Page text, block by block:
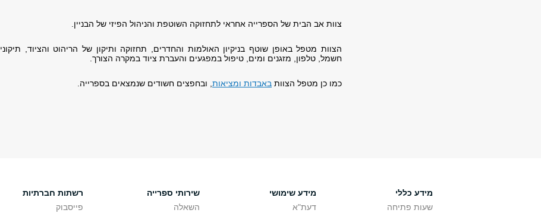
צוות אב הבית של הספרייה אחראי לתחזוקה השוטפת והניהול הפיזי של הבניין.
הצוות מטפל באופן שוטף בניקיון האולמות והחדרים, תחזוקה ותיקון של הריהוט והציוד, תיקוני
חשמל, טלפון, מזגנים ומים, טיפול במפגעים והעברת ציוד במקרה הצורך.
כמו כן מטפל הצוות באבדות ומציאות , ובחפצים חשודים שנמצאים בספרייה.
מידע כללי
שעות פתיחה
מידע שימושי
דעת"א
שירותי ספרייה
השאלה
רשתות חברתיות
פייסבוק